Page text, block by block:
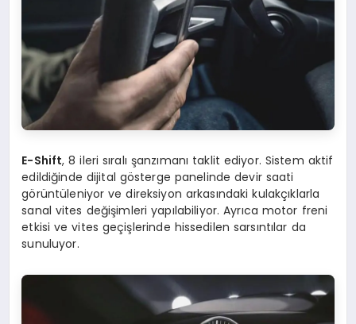
E-Shift, 8 ileri sıralı şanzımanı taklit ediyor. Sistem aktif
edildiğinde dijital gösterge panelinde devir saati
görüntüleniyor ve direksiyon arkasındaki kulakçıklarla
sanal vites değişimleri yapılabiliyor. Ayrıca motor freni
etkisi ve vites geçişlerinde hissedilen sarsıntılar da
sunuluyor.